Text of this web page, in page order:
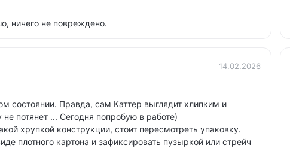
ничего не повреждено.
14.02.2026
состоянии. Правда, сам Каттер выглядит хлипким и
потянет ... Сегодня попробую в работе)
хрупкой конструкции, стоит пересмотреть упаковку.
плотного картона и зафиксировать пузыркой или стрейч